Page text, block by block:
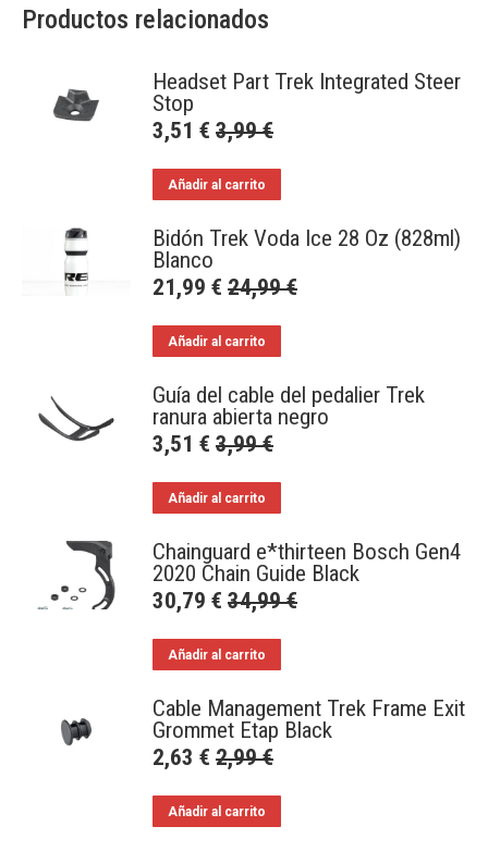
Productos relacionados
Headset Part Trek Integrated Steer
Stop
3,51 € 3,99€
Añadir al carrito
Bidón Trek Voda Ice 28 Oz (828ml)
Blanco
21,99 € 24,99€
Añadir al carrito
Guía del cable del pedalier Trek
ranura abierta negro
3,51 € 3,99€
Añadir al carrito
Chainguard e*thirteen Bosch Gen4
2020 Chain Guide Black
30,79 € 34,99€
Añadir al carrito
Cable Management Trek Frame Exit
Grommet Etap Black
2,63 € 2,99€
Añadir al carrito